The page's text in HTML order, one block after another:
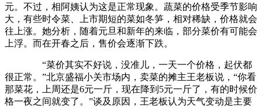
元。不过，相阿姨认为这是正常现象。蔬菜的价格受季节影响
大，有些时令菜、上市期短的菜如冬笋，相对稀缺，价格就会
往上涨。她分析，随着元旦和新年的来临，部分菜价有可能会
上浮。而在开春之后，售价会逐渐下跌。
“菜价其实不好说，没准儿，一天一个价格，起伏都
很正常。”北京盛福小关市场内，卖菜的摊主王老板说，“你看
那菜花，上周还是6元一斤，现在降到5元一斤了，有的时候价
格一夜之间就变了。”谈及原因，王老板认为天气变动是主要